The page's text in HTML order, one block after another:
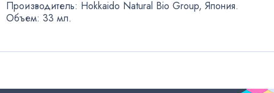
Производитель: Hokkaido Natural Bio Group, Япония.
Объем: 33 мл.